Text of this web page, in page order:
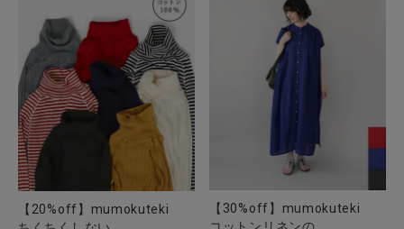
【20%off】mumokuteki
【30%off】mumokuteki